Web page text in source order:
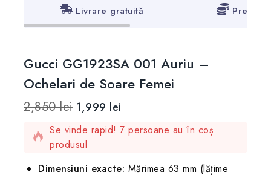
Livrare gratuită Prețuri
Gucci GG1923SA 001 Auriu –
Ochelari de Soare Femei
2,850lei 1,999 lei
18 produse vândute în ultimele 20 ore
Se vinde rapid! 7 persoane au în coș
produsul
Dimensiuni exacte: Mărimea 63 mm (lățime